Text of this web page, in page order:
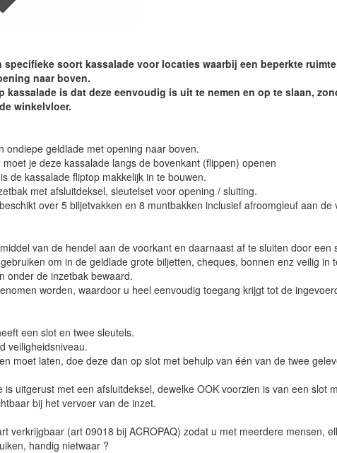
soort kassalade voor locaties waarbij een beperkte
naar boven.
kassalade is dat deze eenvoudig is uit te nemen en op te slaan,
winkelvloer.
ondiepe geldlade met opening naar boven.
je deze kassalade langs de bovenkant (flippen) openen
de kassalade fliptop makkelijk in te bouwen.
met afsluitdeksel, sleutelset voor opening / sluiting.
over 5 biljetvakken en 8 muntbakken inclusief afroomgleuf aan de
van de hendel aan de voorkant en daarnaast af te sluiten door een
om in de geldlade grote biljetten, cheques, bonnen enz veilig in
onder de inzetbak bewaard.
worden, waardoor u heel eenvoudig toegang krijgt tot de
een slot en twee sleutels.
veiligheidsniveau.
moet laten, doe deze dan op slot met behulp van één van de twee
is uitgerust met een afsluitdeksel, dewelke OOK voorzien is van een slot
bij het vervoer van de inzet.
verkrijgbaar (art 09018 bij ACROPAQ) zodat u met meerdere mensen,
handig nietwaar ?